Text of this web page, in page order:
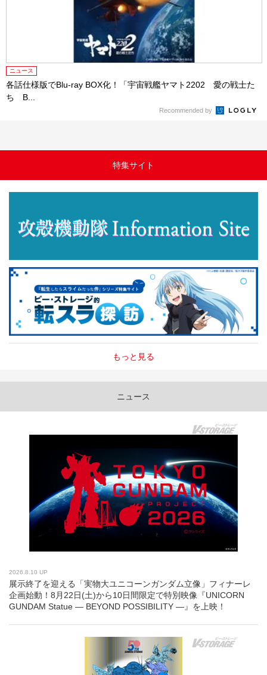
ニュース
各話仕様版でBlu-ray BOX化！「宇宙戦艦ヤマト2202 愛の戦士た
ち B...
Recommended by
特集サイト
もっと見る
ニュース
2026.8.10 UP
展示終了を迎える「実物大ユニコーンガンダム立像」フィナーレ
企画始動！8月22日(土)から10日間限定で特別映像『UNICORN
GUNDAM Statue ― BEYOND POSSIBILITY ―』を上映！